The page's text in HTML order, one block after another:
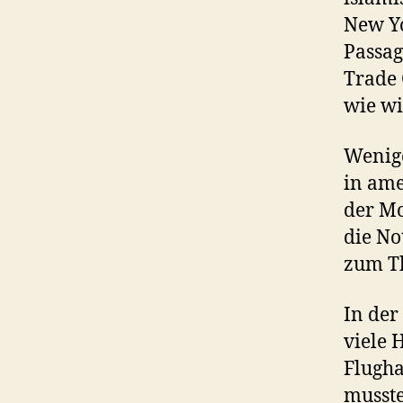
New
Trade
wie
in
der
die
zum
In der
viele